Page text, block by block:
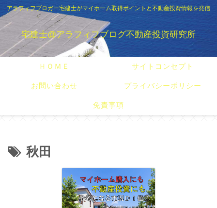
アラフィフブロガー宅建士がマイホーム取得ポイントと不動産投資情報を発信
宅建士@アラフィフブログ不動産投資研究所
ＨＯＭＥ サイトコンセプト
お問い合わせ プライバシーポリシー
免責事項
秋田